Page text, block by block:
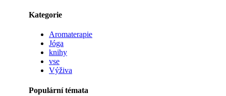
Kategorie
Aromaterapie
Jóga
knihy
vse
Výživa
Populární témata